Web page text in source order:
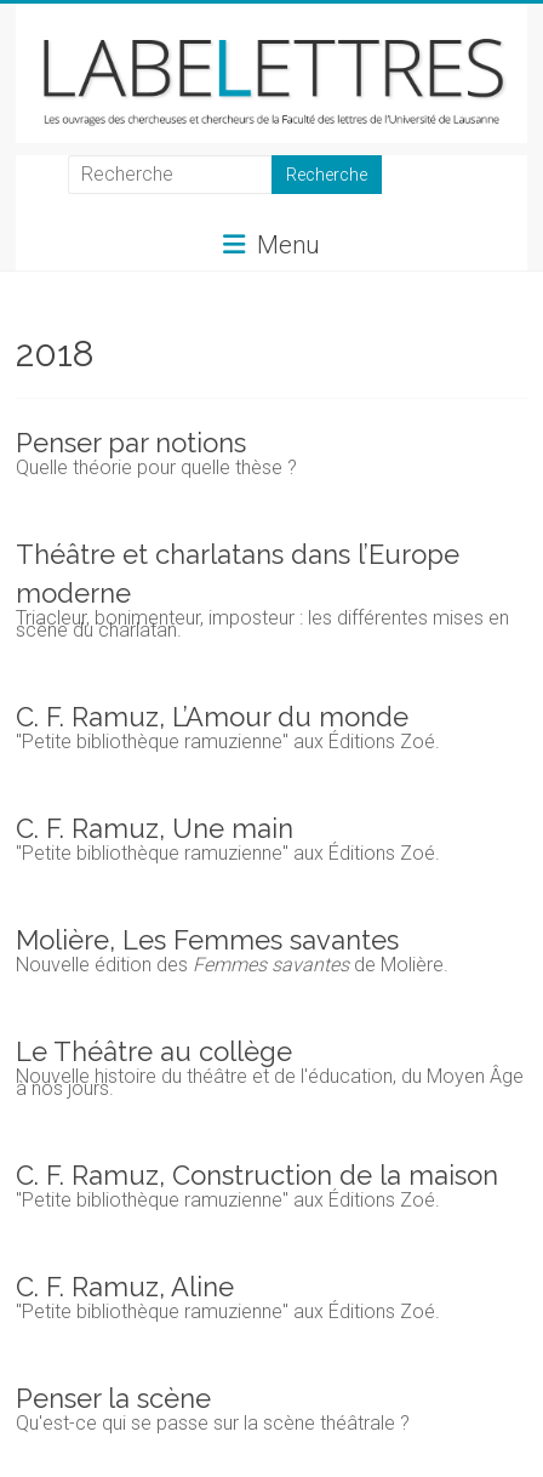
LabeLettres
chercheurs
Faculté
des
Menu
2018
Penser par notions
Quelle théorie pour quelle thèse ?
Théâtre et charlatans dans l’Europe
moderne
Triacleur, bonimenteur, imposteur : les différentes mises en
scène du charlatan.
C. F. Ramuz, L’Amour du monde
"Petite bibliothèque ramuzienne" aux Éditions Zoé.
C. F. Ramuz, Une main
"Petite bibliothèque ramuzienne" aux Éditions Zoé.
Molière, Les Femmes savantes
Nouvelle édition des Femmes savantesde Molière.
Le Théâtre au collège
Nouvelle histoire du théâtre et de l'éducation, du Moyen Âge
à nos jours.
C. F. Ramuz, Construction de la maison
"Petite bibliothèque ramuzienne" aux Éditions Zoé.
C. F. Ramuz, Aline
"Petite bibliothèque ramuzienne" aux Éditions Zoé.
Penser la scène
Qu'est-ce qui se passe sur la scène théâtrale ?